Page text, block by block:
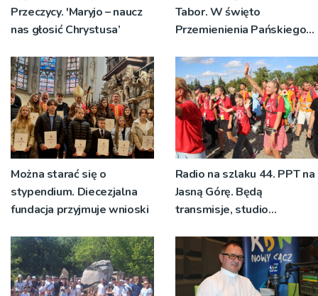
Przeczycy. 'Maryjo – naucz
nas głosić Chrystusa’
Tabor. W święto
Przemienienia Pańskiego
znaczeniu Sakramentów
[ZDJĘCIA]
Można starać się o
stypendium. Diecezjalna
fundacja przyjmuje wnioski
Radio na szlaku 44. PPT na
Jasną Górę. Będą
transmisje, studio
pozdrowienia